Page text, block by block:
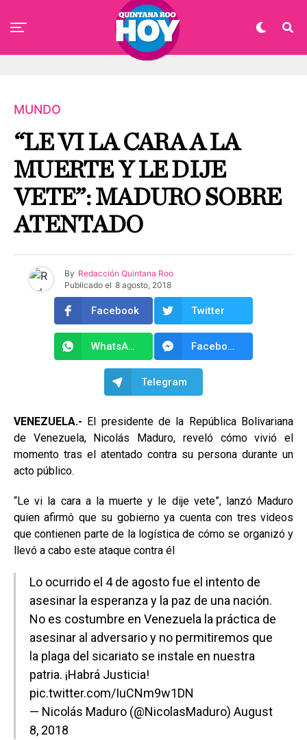
MUNDO
“LE VI LA CARA A LA
MUERTE Y LE DIJE
VETE”: MADURO SOBRE
ATENTADO
By Redacción Quintana Roo
Publicado el 8 agosto, 2018
Facebook Twitter
WhatsApp Facebook Messenger
Telegram
VENEZUELA.- El presidente de la República Bolivariana
de Venezuela, Nicolás Maduro, reveló cómo vivió el
momento tras el atentado contra su persona durante un
acto público.
“Le vi la cara a la muerte y le dije vete”, lanzó Maduro
quien afirmó que su gobierno ya cuenta con tres videos
que contienen parte de la logística de cómo se organizó y
llevó a cabo este ataque contra él
Lo ocurrido el 4 de agosto fue el intento de
asesinar la esperanza y la paz de una nación.
No es costumbre en Venezuela la práctica de
asesinar al adversario y no permitiremos que
la plaga del sicariato se instale en nuestra
patria. ¡Habrá Justicia!
pic.twitter.com/IuCNm9w1DN
— Nicolás Maduro (@NicolasMaduro) August
8, 2018